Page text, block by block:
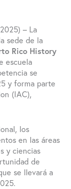
– La
sede de la
Rico History
escuela
se
y forma parte
(IAC),
los
en las áreas
y ciencias
de
se llevará a